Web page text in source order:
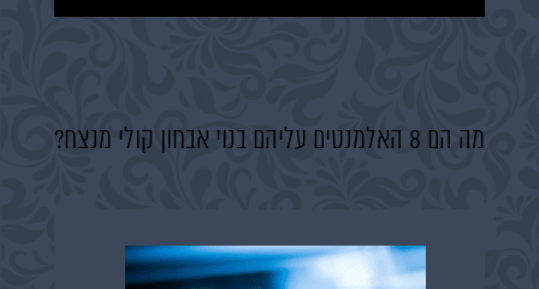
מה הם 8 האלמנטים עליהם בנוי אבחון קולי מנצח?